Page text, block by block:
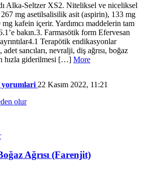
Alka-Seltzer XS2. Niteliksel ve niceliksel
mg asetilsalisilik asit (aspirin), 133 mg
kafein içerir. Yardımcı maddelerin tam
bakın.3. Farmasötik form Efervesan
Terapötik endikasyonlar
adet sancıları, nevralji, diş ağrısı, boğaz
hızla giderilmesi […] More
22 Kasım 2022, 11:21
Ağrısı (Farenjit)